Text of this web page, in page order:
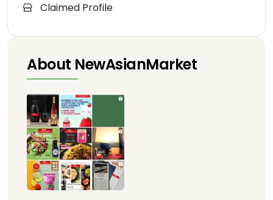
Claimed Profile
About NewAsianMarket